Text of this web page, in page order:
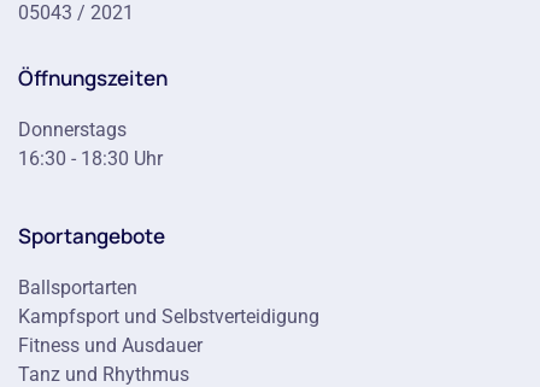
05043 / 2021
Öffnungszeiten
Donnerstags
16:30 - 18:30 Uhr
Sportangebote
Ballsportarten
Kampfsport und Selbstverteidigung
Fitness und Ausdauer
Tanz und Rhythmus